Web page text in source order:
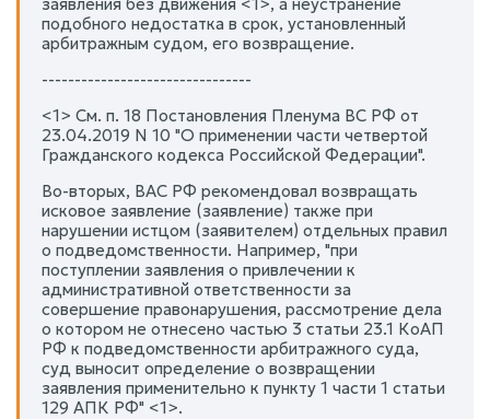
подобного недостатка в срок, установленный
арбитражным судом, его возвращение.
--------------------------------
<1> См. п. 18 Постановления Пленума ВС РФ от
23.04.2019 N 10 "О применении части четвертой
Гражданского кодекса Российской Федерации".
Во-вторых, ВАС РФ рекомендовал возвращать
исковое заявление (заявление) также при
нарушении истцом (заявителем) отдельных правил
о подведомственности. Например, "при
поступлении заявления о привлечении к
административной ответственности за
совершение правонарушения, рассмотрение дела
о котором не отнесено частью 3 статьи 23.1 КоАП
РФ к подведомственности арбитражного суда,
суд выносит определение о возвращении
заявления применительно к пункту 1 части 1 статьи
129 АПК РФ" <1>.